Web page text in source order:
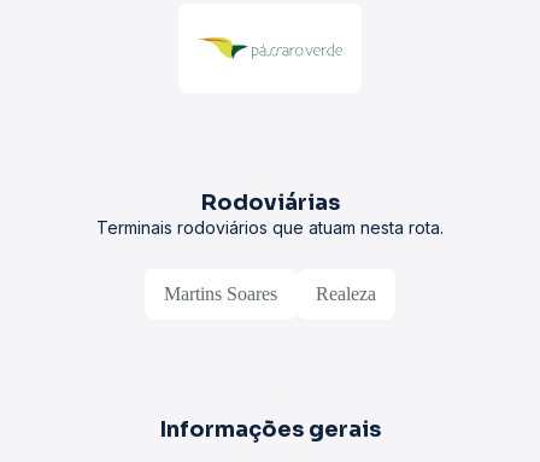
Rodoviárias
Terminais rodoviários que atuam nesta rota.
Martins Soares Realeza
Informações gerais